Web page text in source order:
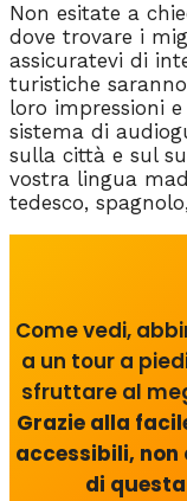
Non esitate a
dove trovare i
assicuratevi di
turistiche
loro impressioni
sistema di
sulla città e sul
vostra lingua
tedesco,
Come vedi,
a un tour a
sfruttare al
Grazie alla
accessibili,
di